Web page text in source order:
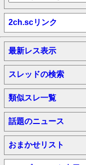
2ch.scリンク
最新レス表示
スレッドの検索
類似スレ一覧
話題のニュース
おまかせリスト